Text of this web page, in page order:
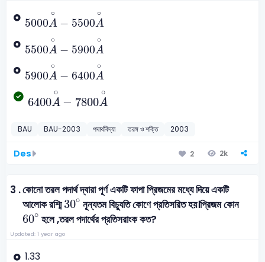
5000
∘
A − 5500
∘
A
5000A 5500
5500
∘
A − 5900
∘
A
5500A 5900
5900
∘
A − 6400
∘
A
5900A 6400
6400
∘
A − 7800
∘
A
6400A 7800
BAU BAU-2003 পদার্থবিদ্যা তরঙ্গ ও শক্তি 2003
Des 2 2k
3 .কোনো তরল পদার্থ দ্বারা পূর্ণ একটি ফাপা প্রিজমের মধ্যে দিয়ে একটি
আলোক রশ্মি30∘
30°নূন্যতম বিচ্যুতি কোণে প্রতিসরিত হয়।প্রিজম কোন
60∘
60°হলে ,তরল পদার্থের প্রতিসরাংক কত?
Updated: 1 year ago
1.33